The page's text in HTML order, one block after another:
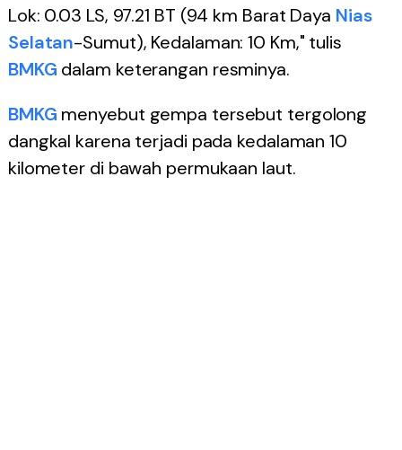
Lok: 0.03 LS, 97.21 BT (94 km Barat Daya Nias
Selatan-Sumut), Kedalaman: 10 Km," tulis
BMKG dalam keterangan resminya.
BMKG menyebut gempa tersebut tergolong
dangkal karena terjadi pada kedalaman 10
kilometer di bawah permukaan laut.